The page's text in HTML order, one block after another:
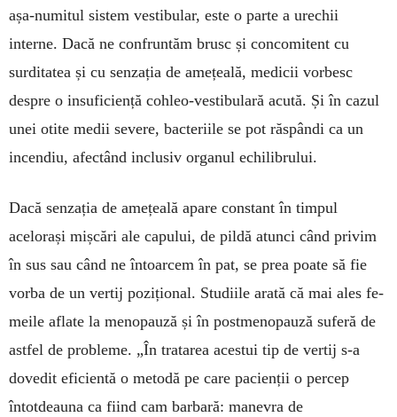
așa-numitul sistem vesti­bu­lar, este o parte a urechii
interne. Dacă ne con­fruntăm brusc și concomitent cu
surditatea și cu senzația de amețeală, medicii vorbesc
despre o insuficiență cohleo-vestibulară acută. Și în cazul
unei otite medii severe, bacteriile se pot răspândi ca un
incendiu, afectând inclusiv organul echili­brului.
Dacă senzația de amețeală apare constant în timpul
acelorași mișcări ale capului, de pildă atunci când privim
în sus sau când ne întoarcem în pat, se prea poate să fie
vorba de un vertij po­zițional. Stu­diile arată că mai ales fe­
meile aflate la menopauză și în postmenopauză suferă de
astfel de probleme. „În tratarea acestui tip de vertij s-a
dovedit eficientă o metodă pe care pa­cienții o percep
întotdeauna ca fiind cam barbară: manevra de